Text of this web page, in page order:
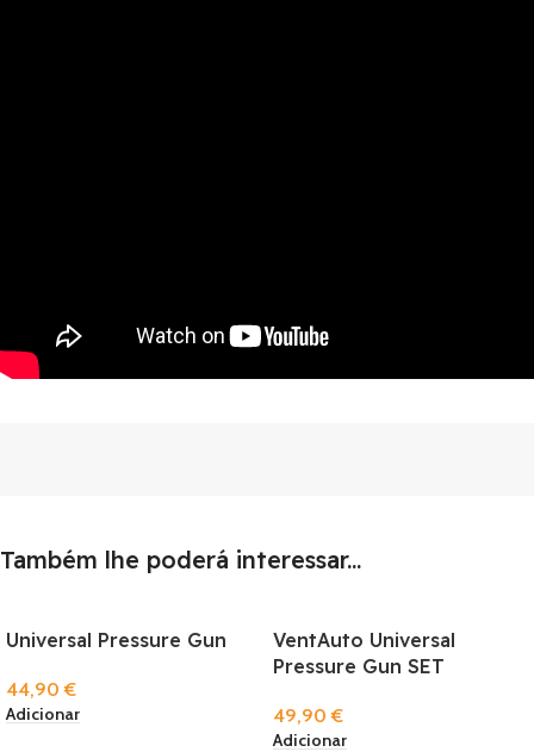
Também lhe poderá interessar...
Universal Pressure Gun
44,90€
Adicionar
VentAuto Universal
Pressure Gun SET
49,90€
Adicionar